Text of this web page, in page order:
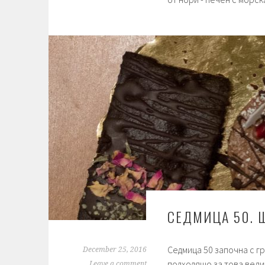
СЕДМИЦА 50.
December 25, 2016
Седмица 50 започна с